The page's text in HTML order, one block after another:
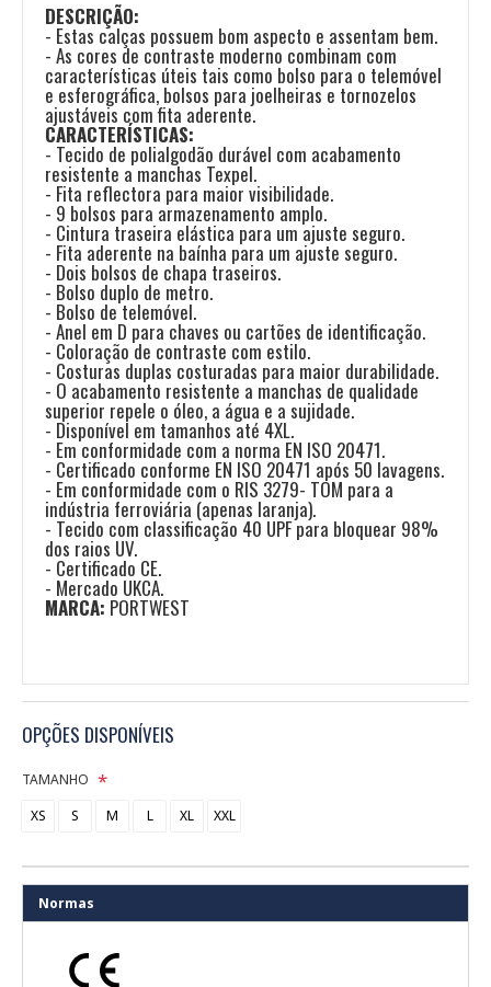
DESCRIÇÃO:
- Estas calças possuem bom aspecto e assentam bem.
- As cores de contraste moderno combinam com
características úteis tais como bolso para o telemóvel
e esferográfica, bolsos para joelheiras e tornozelos
ajustáveis com fita aderente.
CARACTERÍSTICAS:
- Tecido de polialgodão durável com acabamento
resistente a manchas Texpel.
- Fita reflectora para maior visibilidade.
- 9 bolsos para armazenamento amplo.
- Cintura traseira elástica para um ajuste seguro.
- Fita aderente na baínha para um ajuste seguro.
- Dois bolsos de chapa traseiros.
- Bolso duplo de metro.
- Bolso de telemóvel.
- Anel em D para chaves ou cartões de identificação.
- Coloração de contraste com estilo.
- Costuras duplas costuradas para maior durabilidade.
- O acabamento resistente a manchas de qualidade
superior repele o óleo, a água e a sujidade.
- Disponível em tamanhos até 4XL.
- Em conformidade com a norma EN ISO 20471.
- Certificado conforme EN ISO 20471 após 50 lavagens.
- Em conformidade com o RIS 3279- TOM para a
indústria ferroviária (apenas laranja).
- Tecido com classificação 40 UPF para bloquear 98%
dos raios UV.
- Certificado CE.
- Mercado UKCA.
MARCA: PORTWEST
OPÇÕES DISPONÍVEIS
TAMANHO
XS
S M L XL XXL
Normas